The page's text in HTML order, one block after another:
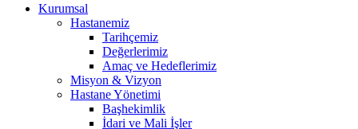
Kurumsal
Hastanemiz
Tarihçemiz
Değerlerimiz
Amaç ve Hedeflerimiz
Misyon & Vizyon
Hastane Yönetimi
Başhekimlik
İdari ve Mali İşler